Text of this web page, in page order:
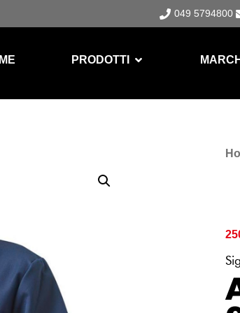
049 5794800
PRODOTTI MARCHI